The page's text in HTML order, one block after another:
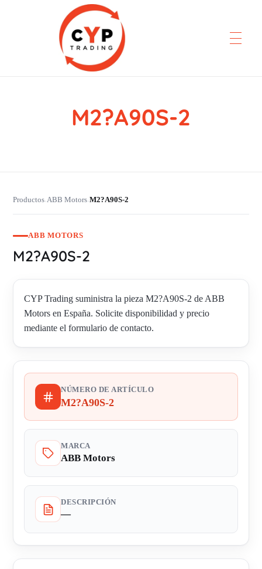
CYP Trading
M2?A90S-2
Productos›ABB Motors›M2?A90S-2
ABB MOTORS
M2?A90S-2
CYP Trading suministra la pieza M2?A90S-2 de ABB
Motors en España. Solicite disponibilidad y precio
mediante el formulario de contacto.
NÚMERO DE ARTÍCULO
M2?A90S-2
MARCA
ABB Motors
DESCRIPCIÓN
—